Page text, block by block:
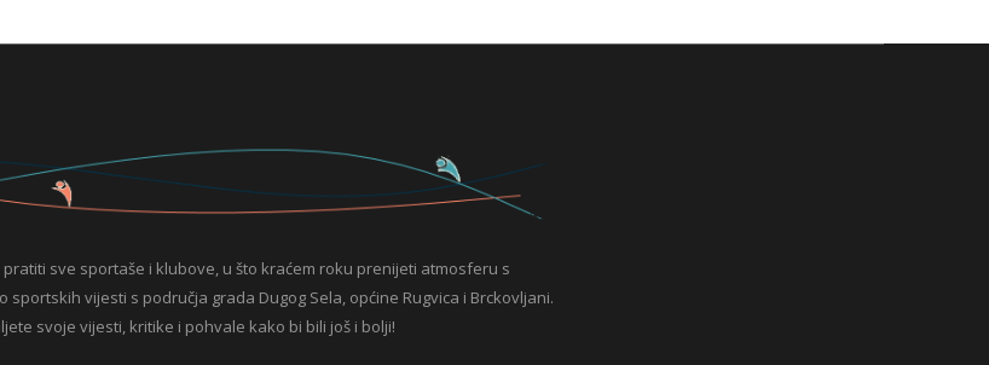
sve sportaše i klubove, u što kraćem roku prenijeti atmosferu s
sportskih vijesti s područja grada Dugog Sela, općine Rugvica i Brckovljani.
svoje vijesti, kritike i pohvale kako bi bili još i bolji!